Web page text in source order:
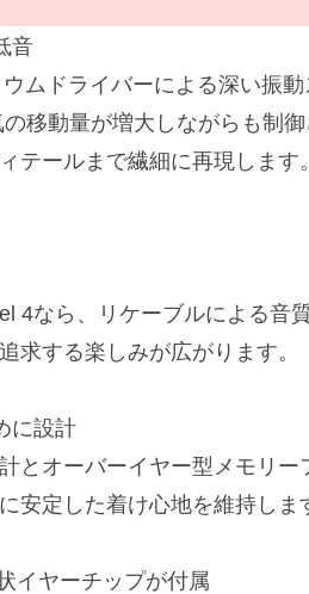
音
ムドライバーによる深い振
移動量が増大しながらも制
テールまで繊細に再現します
4なら、リケーブルによる音
求する楽しみが広がります。
に設計
とオーバーイヤー型メモリ
安定した着け心地を維持しま
イヤーチップが付属